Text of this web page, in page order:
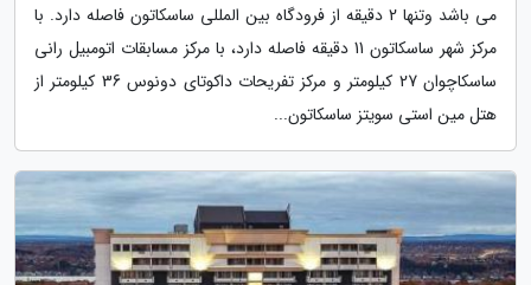
می باشد وتنها 2 دقیقه از فرودگاه بین المللی ساسکاتون فاصله دارد. با
مرکز شهر ساسکاتون 11 دقیقه فاصله دارد، با مرکز مسابقات اتومبیل رانی
ساسکاچوان 27 کیلومتر و مرکز تفریحات داکوتای دونوس 36 کیلومتر از
هتل مین استی سویتز ساسکاتون...